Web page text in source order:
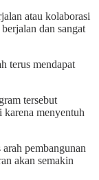
atau kolaborasi
dan sangat
terus mendapat
tersebut
karena menyentuh
pembangunan
akan semakin